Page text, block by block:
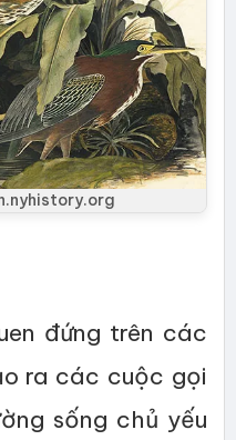
đứng trên các
ra các cuộc gọi
sống chủ yếu